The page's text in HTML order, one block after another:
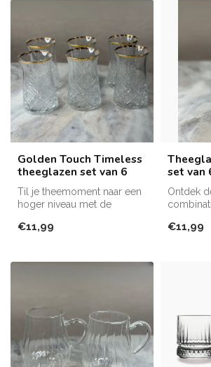
Golden Touch Timeless
theeglazen set van 6
Til je theemoment naar een
hoger niveau met de
Touch T...
€11,99
set van
Ontdek
€11,99